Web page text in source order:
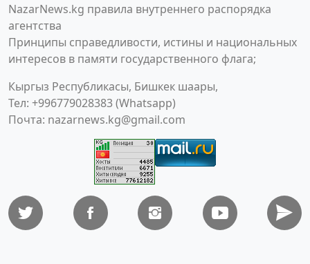
NazarNews.kg правила внутреннего распорядка
агентства
Принципы справедливости, истины и национальных
интересов в памяти государственного флага;
Кыргыз Республикасы, Бишкек шаары,
Тел: +996779028383 (Whatsapp)
Почта: nazarnews.kg@gmail.com